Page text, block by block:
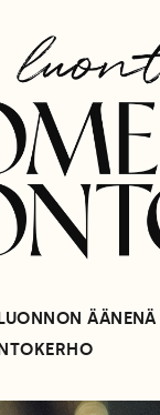
LUONNON